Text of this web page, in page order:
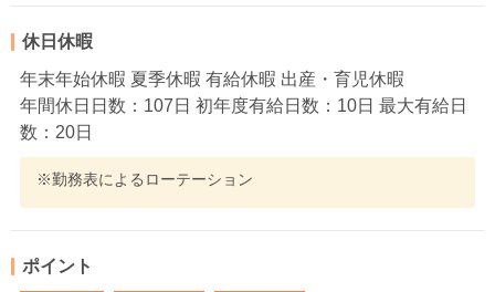
休日休暇
年末年始休暇 夏季休暇 有給休暇 出産・育児休暇
年間休日日数：107日 初年度有給日数：10日 最大有給日
数：20日
※勤務表によるローテーション
ポイント